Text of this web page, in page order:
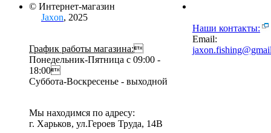
© Интернет-магазин
Jaxon, 2025
График работы магазина:
Понедельник-Пятница с 09:00 -
18:00
Суббота-Воскресенье - выходной
Мы находимся по адресу:
г. Харьков, ул.Героев Труда, 14В
Наши контакты:
Email: